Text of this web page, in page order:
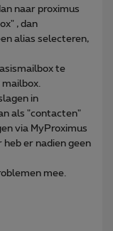
naar proximus
, dan
alias selecteren,
te
in
als "contacten"
via MyProximus
heb er nadien geen
mee.